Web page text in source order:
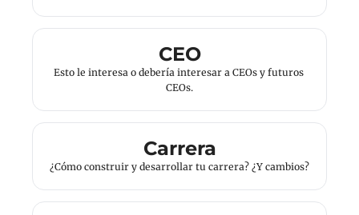
CEO
Esto le interesa o debería interesar a CEOs y futuros
CEOs.
Carrera
¿Cómo construir y desarrollar tu carrera? ¿Y cambios?